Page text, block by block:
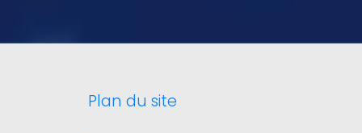
Plan du site